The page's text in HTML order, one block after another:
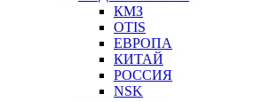
КМЗ
OTIS
ЕВРОПА
КИТАЙ
РОССИЯ
NSK